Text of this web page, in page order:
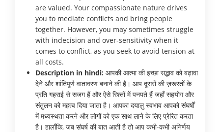
are valued. Your compassionate nature drives
you to mediate conflicts and bring people
together. However, you may sometimes struggle
with indecision and over-sensitivity when it
comes to conflict, as you seek to avoid tension at
all costs.
Description in hindi: आपकी आत्मा की इच्छा सद्भाव को बढ़ावा
देने और शांतिपूर्ण वातावरण बनाने की है। आप दूसरों की ज़रूरतों के
प्रति गहराई से सजग हैं और ऐसे रिश्तों में पनपते हैं जहाँ सहयोग और
संतुलन को महत्व दिया जाता है। आपका दयालु स्वभाव आपको संघर्षों
में मध्यस्थता करने और लोगों को एक साथ लाने के लिए प्रेरित करता
है। हालाँकि, जब संघर्ष की बात आती है तो आप कभी-कभी अनिर्णय